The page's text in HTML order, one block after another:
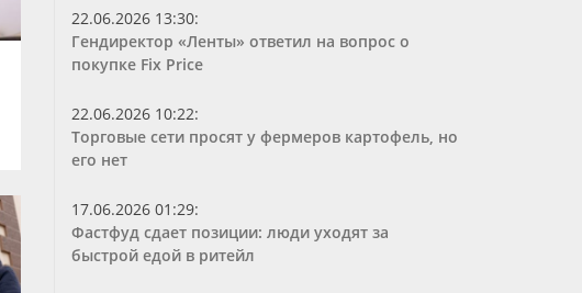
22.06.2026 13:30:
Гендиректор «Ленты» ответил на вопрос о
покупке Fix Price
22.06.2026 10:22:
Торговые сети просят у фермеров картофель, но
его нет
17.06.2026 01:29:
Фастфуд сдает позиции: люди уходят за
быстрой едой в ритейл